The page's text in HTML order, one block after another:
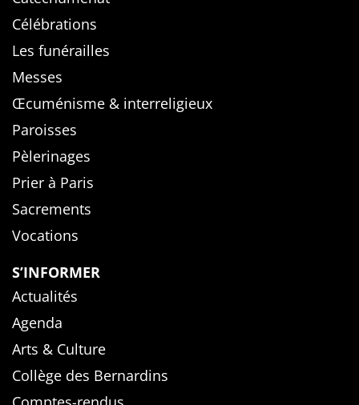
Célébrations
Les funérailles
Messes
Œcuménisme & interreligieux
Paroisses
Pèlerinages
Prier à Paris
Sacrements
Vocations
S’INFORMER
Actualités
Agenda
Arts & Culture
Collège des Bernardins